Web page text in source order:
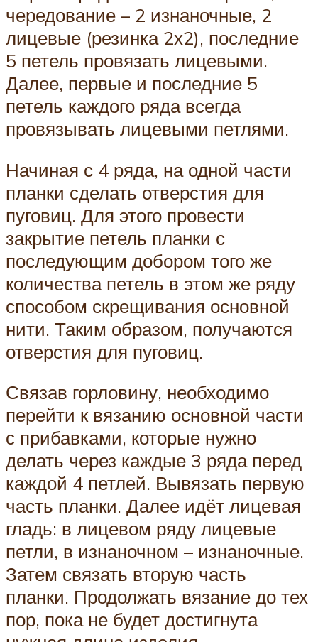
чередование – 2 изнаночные, 2
лицевые (резинка 2х2), последние
5 петель провязать лицевыми.
Далее, первые и последние 5
петель каждого ряда всегда
провязывать лицевыми петлями.
Начиная с 4 ряда, на одной части
планки сделать отверстия для
пуговиц. Для этого провести
закрытие петель планки с
последующим добором того же
количества петель в этом же ряду
способом скрещивания основной
нити. Таким образом, получаются
отверстия для пуговиц.
Связав горловину, необходимо
перейти к вязанию основной части
с прибавками, которые нужно
делать через каждые 3 ряда перед
каждой 4 петлей. Вывязать первую
часть планки. Далее идёт лицевая
гладь: в лицевом ряду лицевые
петли, в изнаночном – изнаночные.
Затем связать вторую часть
планки. Продолжать вязание до тех
пор, пока не будет достигнута